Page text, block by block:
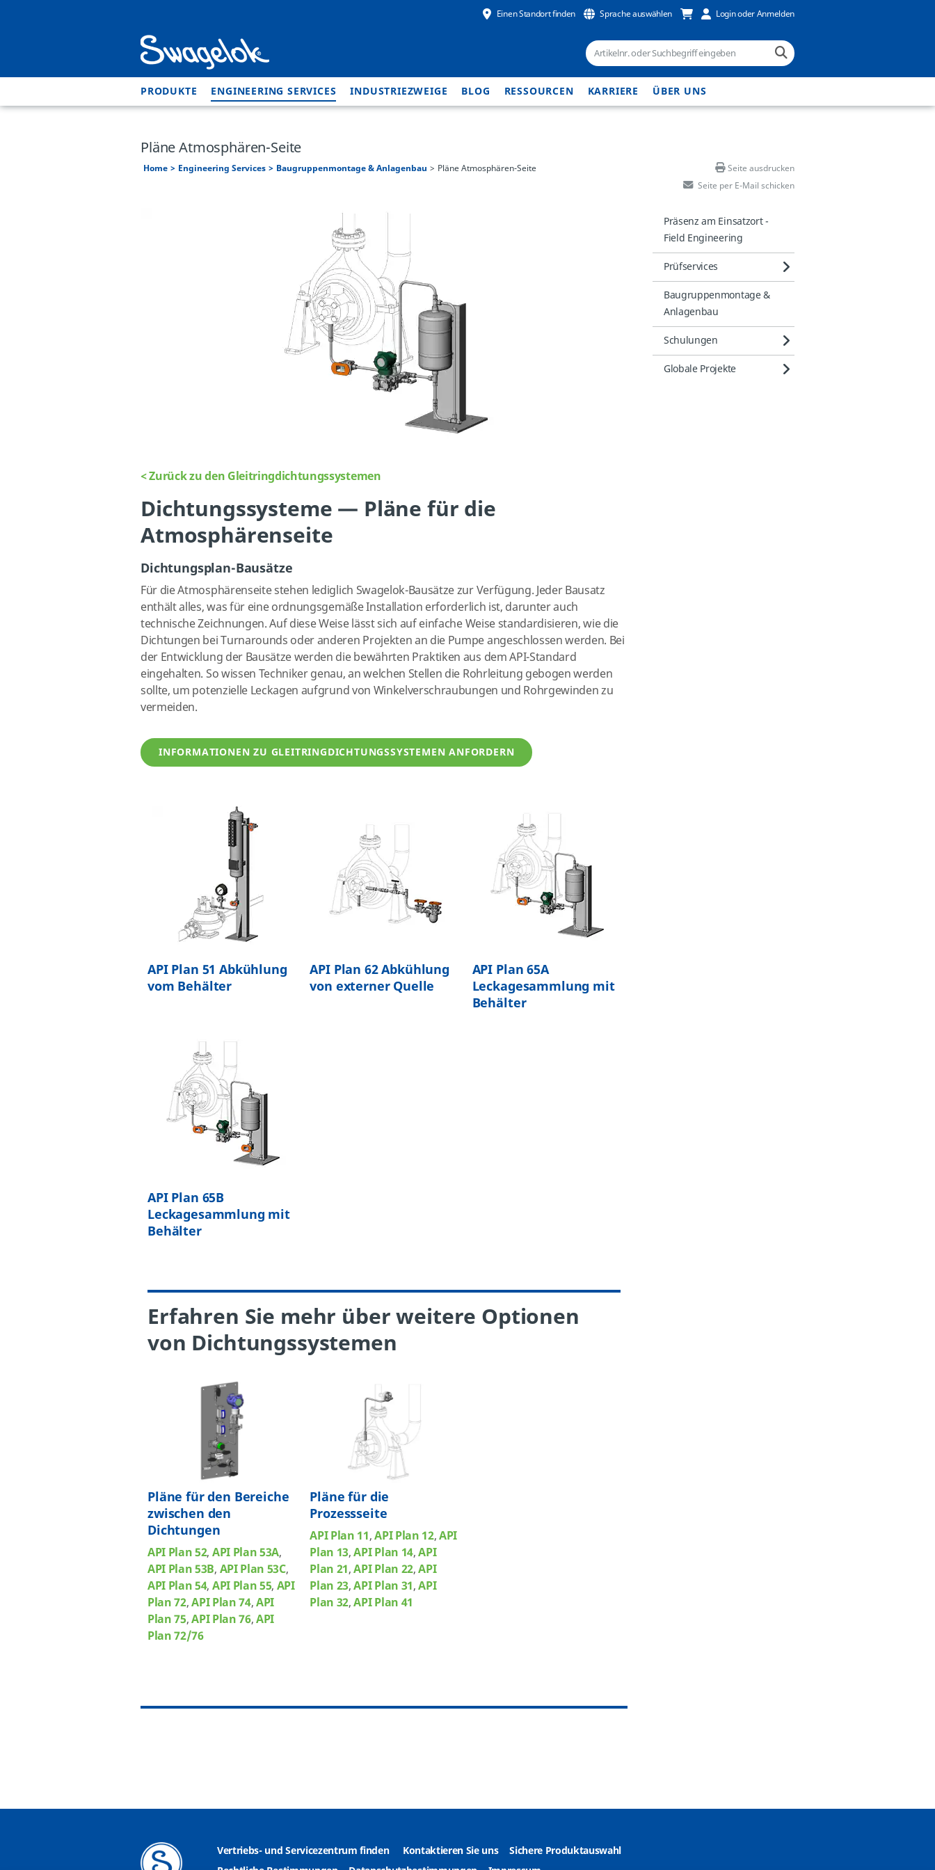
Einen Standort finden Sprache auswählen Login oder Anmelden
PRODUKTE ENGINEERING SERVICES INDUSTRIEZWEIGE BLOG RESSOURCEN KARRIERE ÜBER UNS
Pläne Atmosphären-Seite
Home Engineering Services Baugruppenmontage & Anlagenbau Pläne Atmosphären-Seite
Seite ausdrucken
Seite per E-Mail schicken
Präsenz am Einsatzort -
Field Engineering
Prüfservices
Baugruppenmontage &
Anlagenbau
Schulungen
Globale Projekte
< Zurück zu den Gleitringdichtungssystemen
Dichtungssysteme — Pläne für die
Atmosphärenseite
Dichtungsplan-Bausätze
Für die Atmosphärenseite stehen lediglich Swagelok-Bausätze zur Verfügung. Jeder Bausatz
enthält alles, was für eine ordnungsgemäße Installation erforderlich ist, darunter auch
technische Zeichnungen. Auf diese Weise lässt sich auf einfache Weise standardisieren, wie die
Dichtungen bei Turnarounds oder anderen Projekten an die Pumpe angeschlossen werden. Bei
der Entwicklung der Bausätze werden die bewährten Praktiken aus dem API-Standard
eingehalten. So wissen Techniker genau, an welchen Stellen die Rohrleitung gebogen werden
sollte, um potenzielle Leckagen aufgrund von Winkelverschraubungen und Rohrgewinden zu
vermeiden.
INFORMATIONEN ZU GLEITRINGDICHTUNGSSYSTEMEN ANFORDERN
API Plan 51 Abkühlung
vom Behälter
API Plan 62 Abkühlung
von externer Quelle
API Plan 65A
Leckagesammlung mit
Behälter
API Plan 65B
Leckagesammlung mit
Behälter
Erfahren Sie mehr über weitere Optionen
von Dichtungssystemen
Pläne für den Bereiche
zwischen den
Dichtungen
API Plan 52, API Plan 53A,
API Plan 53B, API Plan 53C,
API Plan 54, API Plan 55, API
Plan 72,API Plan 74,API
Plan 75,API Plan 76,API
Plan 72/76
Pläne für die
Prozessseite
API Plan 11,API Plan 12,API
Plan 13,API Plan 14,API
Plan 21,API Plan 22,API
Plan 23,API Plan 31,API
Plan 32,API Plan 41
Vertriebs- und Servicezentrum finden Kontaktieren Sie uns
Sichere Produktauswahl